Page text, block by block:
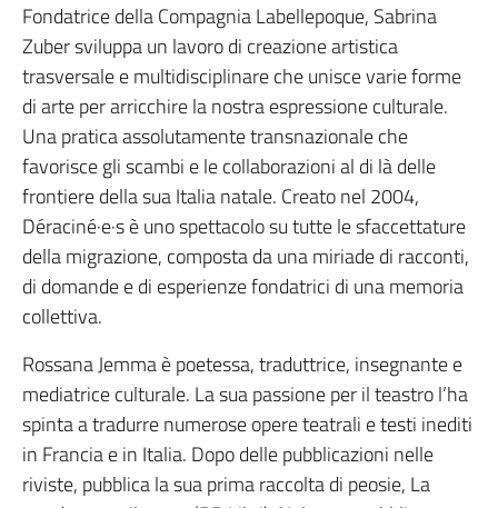
Fondatrice della Compagnia Labellepoque, Sabrina
Zuber sviluppa un lavoro di creazione artistica
trasversale e multidisciplinare che unisce varie forme
di arte per arricchire la nostra espressione culturale.
Una pratica assolutamente transnazionale che
favorisce gli scambi e le collaborazioni al di là delle
frontiere della sua Italia natale. Creato nel 2004,
Déraciné·e·s è uno spettacolo su tutte le sfaccettature
della migrazione, composta da una miriade di racconti,
di domande e di esperienze fondatrici di una memoria
collettiva.
Rossana Jemma è poetessa, traduttrice, insegnante e
mediatrice culturale. La sua passione per il teastro l’ha
spinta a tradurre numerose opere teatrali e testi inediti
in Francia e in Italia. Dopo delle pubblicazioni nelle
riviste, pubblica la sua prima raccolta di peosie, La